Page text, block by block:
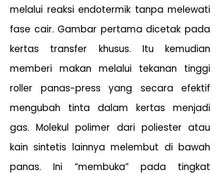
melalui reaksi endotermik tanpa melewati
fase cair. Gambar pertama dicetak pada
kertas transfer khusus. Itu kemudian
memberi makan melalui tekanan tinggi
roller panas-press yang secara efektif
mengubah tinta dalam kertas menjadi
gas. Molekul polimer dari poliester atau
kain sintetis lainnya melembut di bawah
panas. Ini “membuka” pada tingkat